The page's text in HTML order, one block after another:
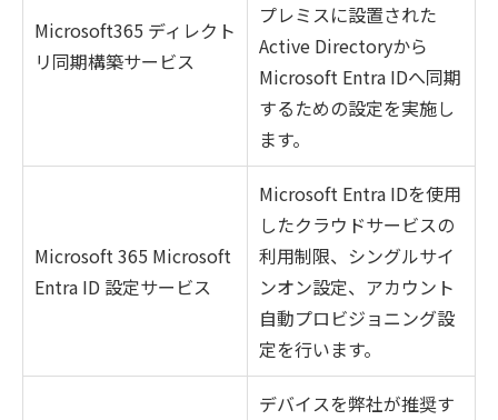
Microsoft365 ディレクト
リ同期構築サービス
プレミスに設置された
Active Directoryから
Microsoft Entra IDへ同期
するための設定を実施し
ます。
Microsoft 365 Microsoft
Entra ID 設定サービス
Microsoft Entra IDを使用
したクラウドサービスの
利用制限、シングルサイ
ンオン設定、アカウント
自動プロビジョニング設
定を行います。
デバイスを弊社が推奨す